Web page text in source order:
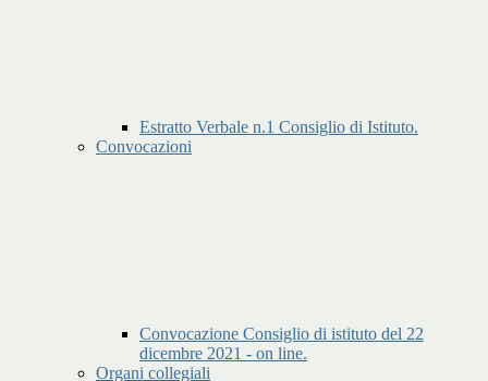
Estratto Verbale n.1 Consiglio di Istituto.
Convocazioni
Convocazione Consiglio di istituto del 22
dicembre 2021 - on line.
Organi collegiali